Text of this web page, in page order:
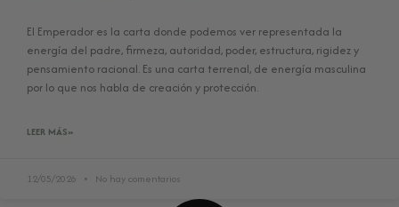
El Emperador es la carta donde podemos ver representada la
energía del padre, firmeza, autoridad, poder, estructura, rigidez y
pensamiento racional. Es una carta terrenal, de energía masculina
por lo que nos habla de creación y protección.
LEER MÁS»
12/05/2026 No hay comentarios